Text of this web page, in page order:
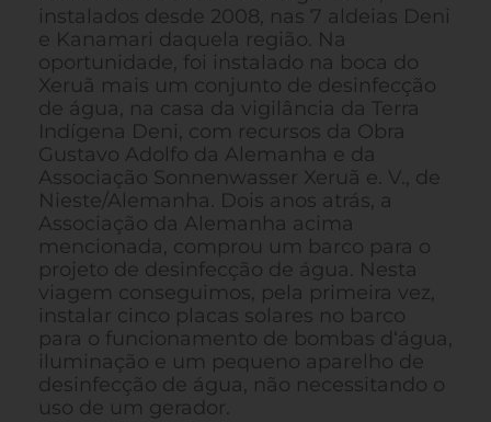
instalados desde 2008, nas 7 aldeias Deni
e Kanamari daquela região. Na
oportunidade, foi instalado na boca do
Xeruã mais um conjunto de desinfecção
de água, na casa da vigilância da Terra
Indígena Deni, com recursos da Obra
Gustavo Adolfo da Alemanha e da
Associação Sonnenwasser Xeruã e. V., de
Nieste/Alemanha. Dois anos atrás, a
Associação da Alemanha acima
mencionada, comprou um barco para o
projeto de desinfecção de água. Nesta
viagem conseguimos, pela primeira vez,
instalar cinco placas solares no barco
para o funcionamento de bombas d‘água,
iluminação e um pequeno aparelho de
desinfecção de água, não necessitando o
uso de um gerador.